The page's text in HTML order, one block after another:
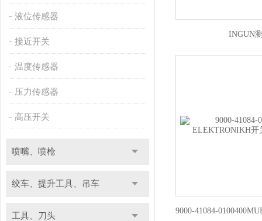
液位传感器
接近开关
温度传感器
压力传感器
高压开关
喷嘴、喷枪
绞车、提升工具、吊车
工具、刀头
INGUN